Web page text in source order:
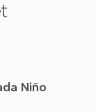
Niño